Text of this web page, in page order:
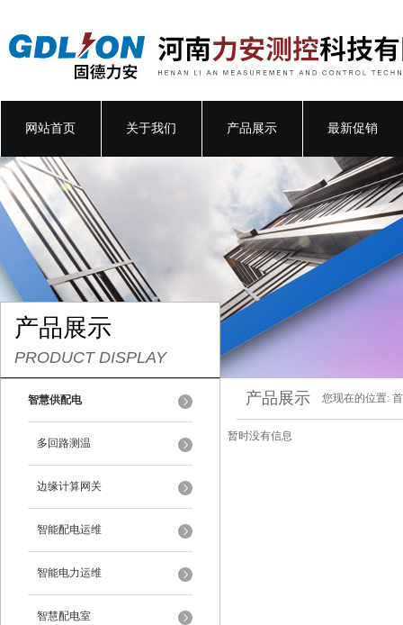
网站首页 关于我们 产品展示 最新促销
产品展示
PRODUCT DISPLAY
智慧供配电
多回路测温
边缘计算网关
智能配电运维
智能电力运维
智慧配电室
产品展示 您现在的位置:
暂时没有信息